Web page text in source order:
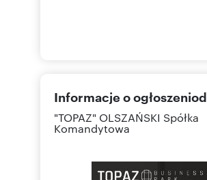
Informacje o
"TOPAZ" OLSZAŃSKI Spółka
Komandytowa